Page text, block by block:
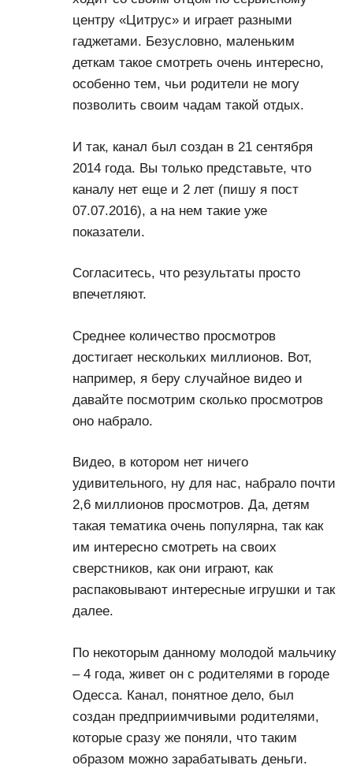
центру «Цитрус» и играет разными
гаджетами. Безусловно, маленьким
деткам такое смотреть очень интересно,
особенно тем, чьи родители не могу
позволить своим чадам такой отдых.
И так, канал был создан в 21 сентября
2014 года. Вы только представьте, что
каналу нет еще и 2 лет (пишу я пост
07.07.2016), а на нем такие уже
показатели.
Согласитесь, что результаты просто
впечетляют.
Среднее количество просмотров
достигает нескольких миллионов. Вот,
например, я беру случайное видео и
давайте посмотрим сколько просмотров
оно набрало.
Видео, в котором нет ничего
удивительного, ну для нас, набрало почти
2,6 миллионов просмотров. Да, детям
такая тематика очень популярна, так как
им интересно смотреть на своих
сверстников, как они играют, как
распаковывают интересные игрушки и так
далее.
По некоторым данному молодой мальчику
– 4 года, живет он с родителями в городе
Одесса. Канал, понятное дело, был
создан предприимчивыми родителями,
которые сразу же поняли, что таким
образом можно зарабатывать деньги.